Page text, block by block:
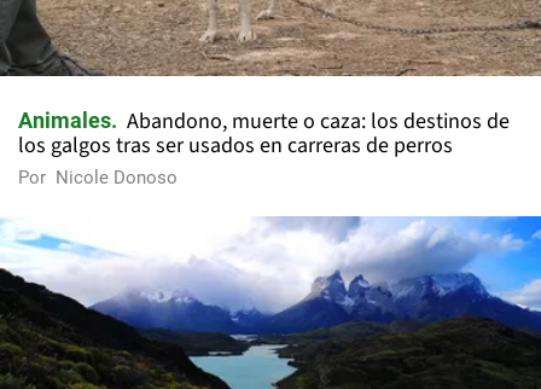
Animales
Abandono, muerte o caza: los destinos de
los galgos tras ser usados en carreras de perros
Por Nicole Donoso